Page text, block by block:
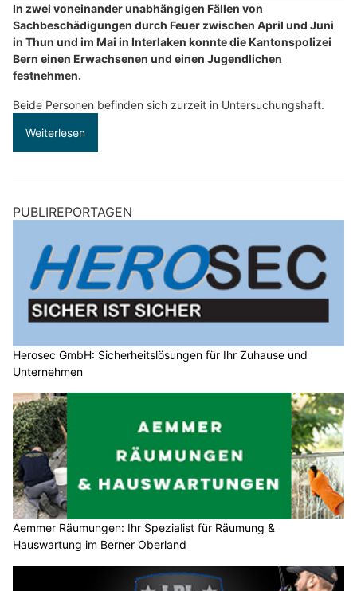
In zwei voneinander unabhängigen Fällen von
Sachbeschädigungen durch Feuer zwischen April und Juni
in Thun und im Mai in Interlaken konnte die Kantonspolizei
Bern einen Erwachsenen und einen Jugendlichen
festnehmen.
Beide Personen befinden sich zurzeit in Untersuchungshaft.
Weiterlesen
PUBLIREPORTAGEN
Herosec GmbH: Sicherheitslösungen für Ihr Zuhause und
Unternehmen
Aemmer Räumungen: Ihr Spezialist für Räumung &
Hauswartung im Berner Oberland